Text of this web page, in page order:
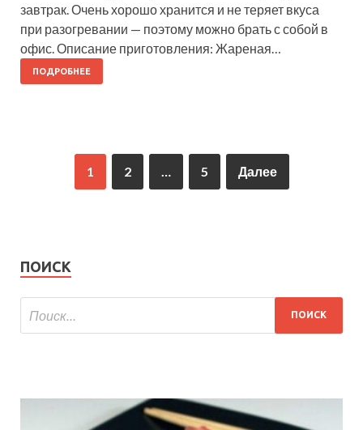
завтрак. Очень хорошо хранится и не теряет вкуса
при разогревании — поэтому можно брать с собой в
офис. Описание приготовления: Жареная…
ПОДРОБНЕЕ
1 2 5 Далее
ПОИСК